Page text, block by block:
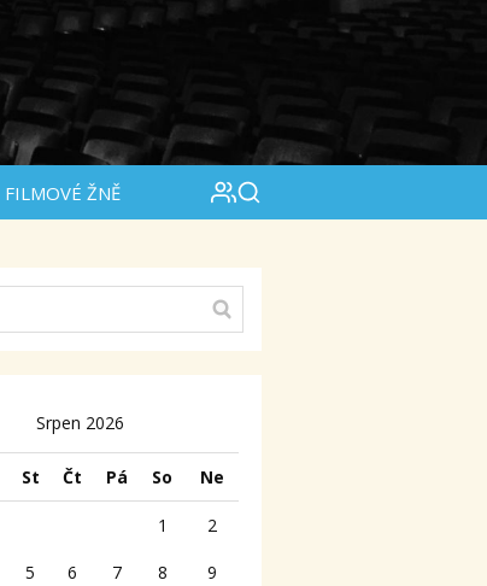
FILMOVÉ ŽNĚ
Srpen 2026
St Čt Pá So Ne
1 2
5 6 7 8 9